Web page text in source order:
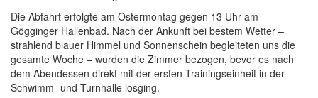
Die Abfahrt erfolgte am Ostermontag gegen 13 Uhr am
Gögginger Hallenbad. Nach der Ankunft bei bestem Wetter –
strahlend blauer Himmel und Sonnenschein begleiteten uns die
gesamte Woche – wurden die Zimmer bezogen, bevor es nach
dem Abendessen direkt mit der ersten Trainingseinheit in der
Schwimm- und Turnhalle losging.